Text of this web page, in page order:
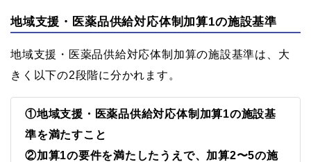
地域支援・医薬品供給対応体制加算1の施設基準
地域支援・医薬品供給対応体制加算の施設基準は、大
きく以下の2段階に分かれます。
①地域支援・医薬品供給対応体制加算1の施設基
準を満たすこと
②加算1の要件を満たしたうえで、加算2〜5の施